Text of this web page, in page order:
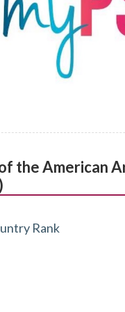
the American